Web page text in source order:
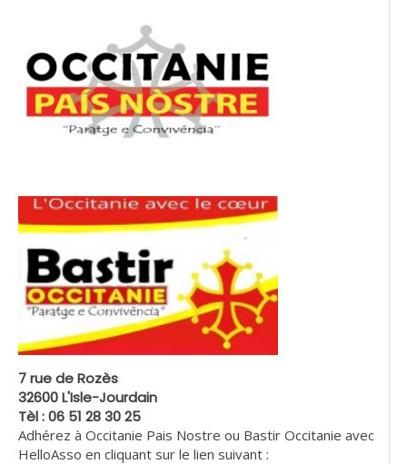
7 rue de Rozès
32600 L'Isle-Jourdain
Tèl : 06 51 28 30 25
Adhérez à Occitanie Pais Nostre ou Bastir Occitanie avec
HelloAsso en cliquant sur le lien suivant :